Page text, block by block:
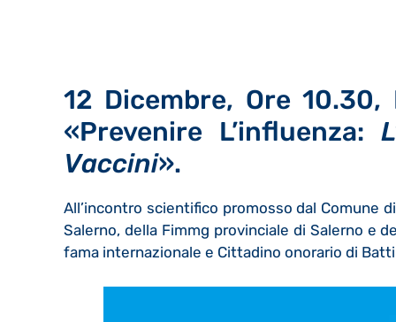
12 Dicembre, Ore
«Prevenire L’influenza:
Vaccini».
All’incontro scientifico promosso dal Comune
Salerno, della Fimmg provinciale di Salerno e
fama internazionale e Cittadino onorario di